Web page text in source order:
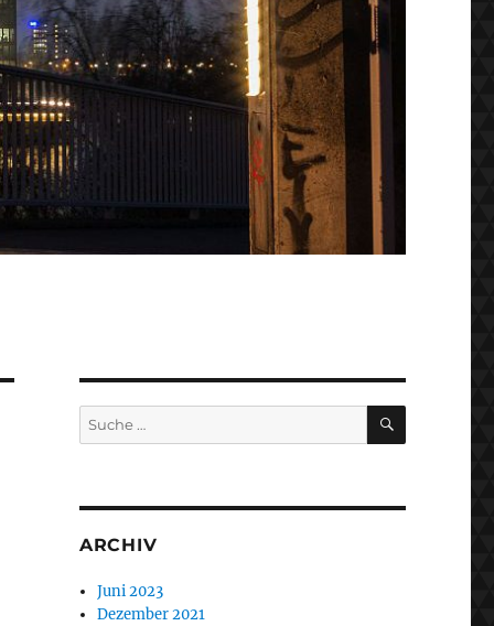
Suche
nach:
SUCHEN
ARCHIV
Juni 2023
Dezember 2021